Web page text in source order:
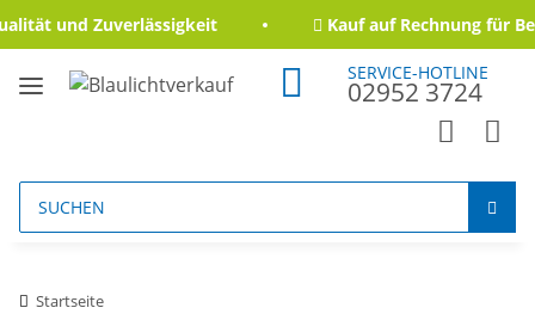
und Zuverlässigkeit Kauf auf Rechnung für
SERVICE-HOTLINE
02952 3724
Startseite